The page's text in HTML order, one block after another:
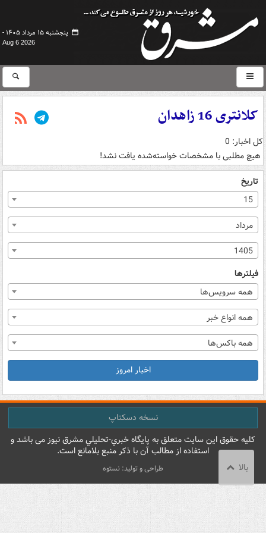
پنجشنبه ۱۵ مرداد ۱۴۰۵ -
Aug 6 2026
کلانتری 16 زاهدان
کل اخبار: 0
هیچ مطلبی با مشخصات خواسته‌شده یافت نشد!
تاریخ
15
مرداد
1405
فیلترها
همه سرویس‌ها
همه انواع خبر
همه باکس‌ها
اخبار امروز
نسخه دسکتاپ
کليه حقوق اين سايت متعلق به پایگاه خبري-تحليلي مشرق نيوز می باشد و
استفاده از مطالب آن با ذکر منبع بلامانع است.
طراحی و تولید: نستوه بالا